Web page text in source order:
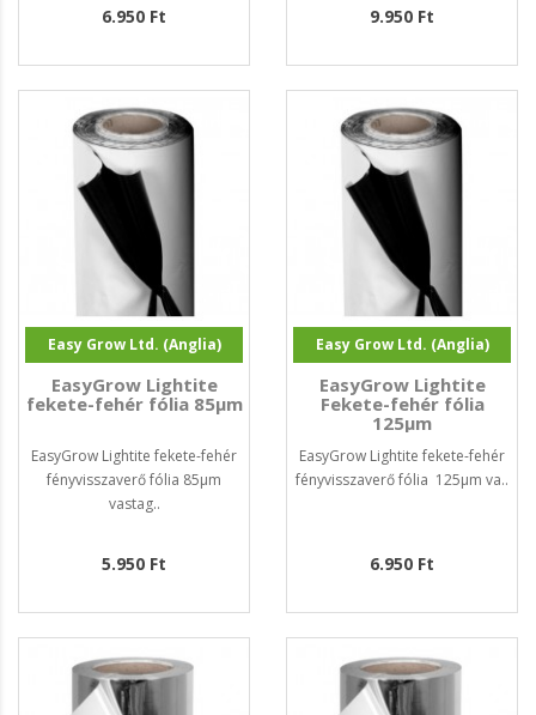
6.950 Ft 9.950 Ft
Easy Grow Ltd. (Anglia)
EasyGrow Lightite
fekete-fehér fólia 85µm
EasyGrow Lightite fekete-fehér
fényvisszaverő fólia 85µm
vastag..
5.950 Ft
Easy Grow Ltd. (Anglia)
EasyGrow Lightite
Fekete-fehér fólia
125µm
EasyGrow Lightite fekete-fehér
fényvisszaverő fólia 125µm va..
6.950 Ft